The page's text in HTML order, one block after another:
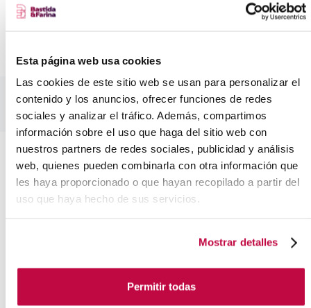
Esta página web usa cookies
Las cookies de este sitio web se usan para personalizar el
contenido y los anuncios, ofrecer funciones de redes
sociales y analizar el tráfico. Además, compartimos
información sobre el uso que haga del sitio web con
nuestros partners de redes sociales, publicidad y análisis
web, quienes pueden combinarla con otra información que
les haya proporcionado o que hayan recopilado a partir del
uso que haya hecho de sus servicios.
Mostrar detalles
Permitir todas
(hay más de 110)
CÓMO DAMOS
ESTOS
RESULTADOS